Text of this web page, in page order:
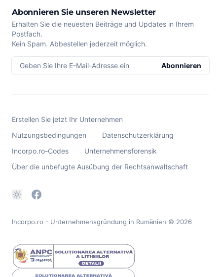
Abonnieren Sie unseren Newsletter
Erhalten Sie die neuesten Beiträge und Updates in Ihrem
Postfach.
Kein Spam. Abbestellen jederzeit möglich.
Geben Sie Ihre E-Mail-Adresse ein Abonnieren
Erstellen Sie jetzt Ihr Unternehmen
Nutzungsbedingungen
Datenschutzerklärung
Incorpo.ro-Codes
Unternehmensforensik
Über die unbefugte Ausübung der Rechtsanwaltschaft
Incorpo.ro - Unternehmensgründung in Rumänien © 2026